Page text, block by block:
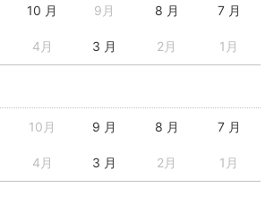
10 月 9月 8 月 7 月
4月 3 月 2月 1月
10月 9 月 8 月 7 月
4月 3 月 2月 1月